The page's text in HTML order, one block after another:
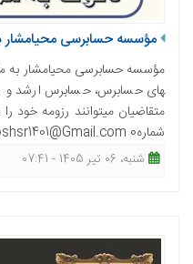
مؤسسه حسابرسی
های حسابرس، حسابرس ارشد
متقاضیان می­توانند رزومه خود
شمارهMahyamoshsr1401@Gmail.com 0...
شنبه، 06 تیر 1405 - 07:41